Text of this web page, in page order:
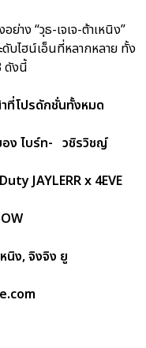
าง “วุธ-เจเจ-ต้าเหนิง”
ดับไฮน์เอ็นที่หลากหลาย ทั้ง
ดังนี้
ที่โปรดักชั่นทั้งหมด
อง ไบร์ท- วชิรวิชญ์
JAYLERR x 4EVE
นิง, จิงจิง ยู